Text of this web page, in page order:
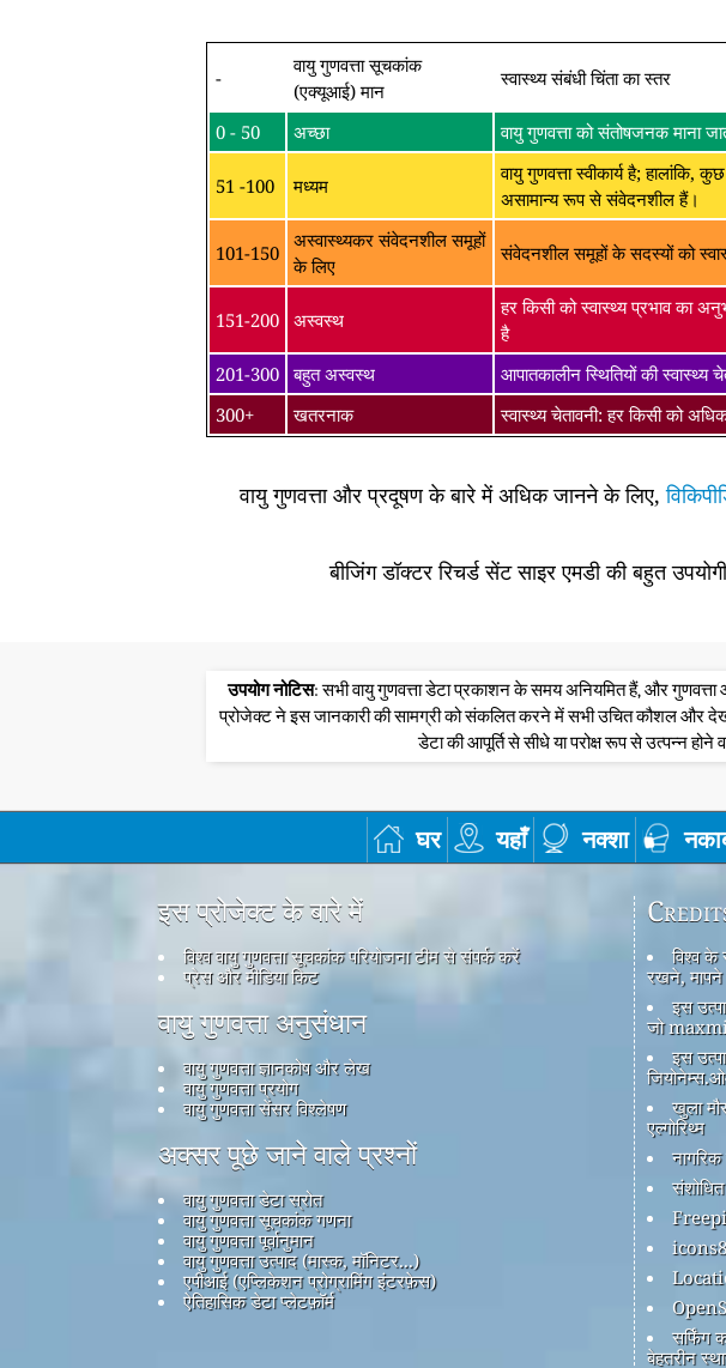
-
वायु गुणवत्ता सूचकांक
(एक्यूआई) मान
स्वास्थ्य संबंधी चिंता का स्तर
0 - 50 अच्छा वायु गुणवत्ता को संतोषजनक माना
51 -100 मध्यम
वायु गुणवत्ता स्वीकार्य है;
असामान्य रूप से संवेदनशील हैं।
101-150
अस्वास्थ्यकर संवेदनशील समूहों
के लिए
संवेदनशील समूहों के सदस्यों को
151-200 अस्वस्थ
हर किसी को स्वास्थ्य प्रभाव का
है
201-300 बहुत अस्वस्थ
आपातकालीन स्थितियों की स्वास्थ्य
300+
खतरनाक स्वास्थ्य चेतावनी: हर किसी को
वायु गुणवत्ता और प्रदूषण के बारे में अधिक जानने के लिए,
बीजिंग डॉक्टर रिचर्ड सेंट साइर एमडी की बहुत
उपयोग नोटिस: सभी वायु गुणवत्ता डेटा प्रकाशन के समय अनियमित हैं, और
प्रोजेक्ट ने इस जानकारी की सामग्री को संकलित करने में सभी उचित कौशल और
डेटा की आपूर्ति से सीधे या परोक्ष रूप से उत्पन्न होने
घर यहाँ नक्शा
इस प्रोजेक्ट के बारे में
विश्व वायु गुणवत्ता सूचकांक परियोजना टीम से संपर्क करें
प्रेस और मीडिया किट
वायु गुणवत्ता अनुसंधान
वायु गुणवत्ता ज्ञानकोष और लेख
वायु गुणवत्ता प्रयोग
वायु गुणवत्ता सेंसर विश्लेषण
अक्सर पूछे जाने वाले प्रश्नों
वायु गुणवत्ता डेटा स्रोत
वायु गुणवत्ता सूचकांक गणना
वायु गुणवत्ता पूर्वानुमान
वायु गुणवत्ता उत्पाद (मास्क, मॉनिटर...)
एपीआई (एप्लिकेशन प्रोग्रामिंग इंटरफ़ेस)
ऐतिहासिक डेटा प्लेटफ़ॉर्म
विश्व के
रखने,
इस
जो
इस
खुला
एल्गोरिथ्म
नागरिक
सर्फिंग
बेहतरीन